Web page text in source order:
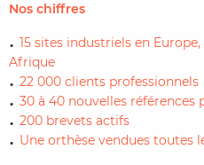
Nos chiffres
15 sites industriels en
Afrique
22 000 clients professionnels
30 à 40 nouvelles références
200 brevets actifs
Une orthèse vendues toutes